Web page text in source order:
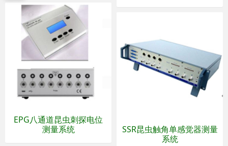
EPG八通道昆虫刺探电位
测量系统
SSR昆虫触角单感觉器测量
系统